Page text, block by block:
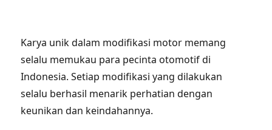
Karya unik dalam modifikasi motor memang
selalu memukau para pecinta otomotif di
Indonesia. Setiap modifikasi yang dilakukan
selalu berhasil menarik perhatian dengan
keunikan dan keindahannya.